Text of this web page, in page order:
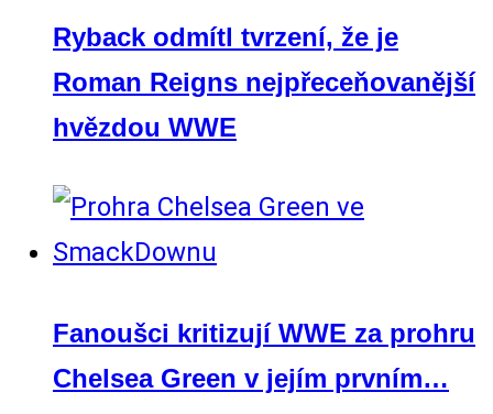
Ryback odmítl tvrzení, že je
Roman Reigns nejpřeceňovanější
hvězdou WWE
Fanoušci kritizují WWE za prohru
Chelsea Green v jejím prvním…